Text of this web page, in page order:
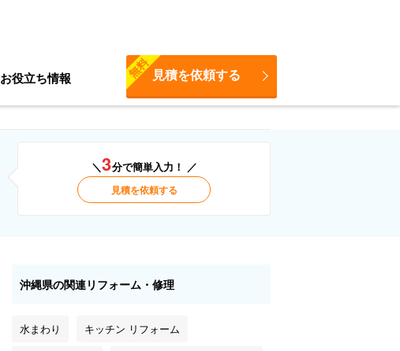
お役立ち情報 見積を依頼する
無料
＼3分で簡単入力！ ／
見積を依頼する
沖縄県の関連リフォーム・修理
水まわり キッチン リフォーム